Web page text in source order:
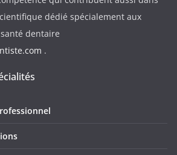
dédié spécialement aux
dentaire
.